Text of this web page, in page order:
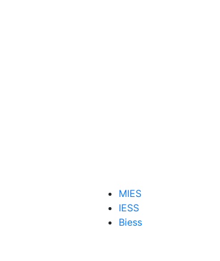
tecnologia
MIES
IESS
Biess